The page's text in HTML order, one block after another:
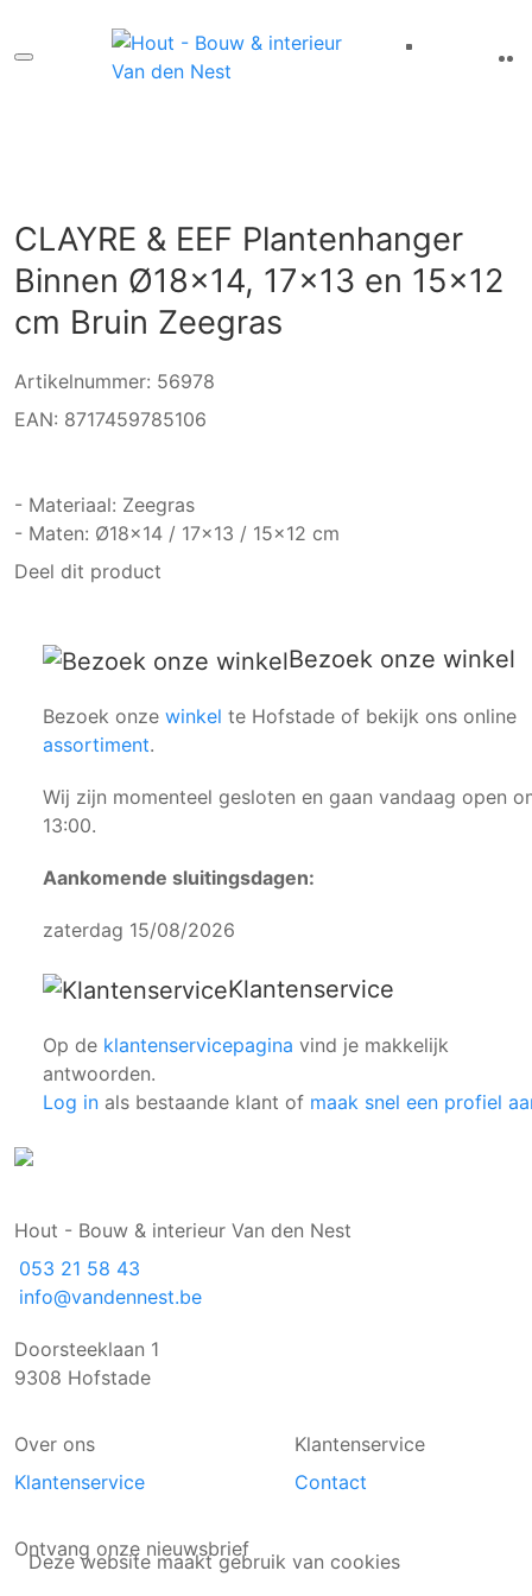
CLAYRE & EEF Plantenhanger
Binnen Ø18x14, 17x13 en 15x12
cm Bruin Zeegras
Artikelnummer: 56978
EAN: 8717459785106
- Materiaal: Zeegras
- Maten: Ø18x14 / 17x13 / 15x12 cm
Deel dit product
Deze website maakt gebruik van cookies
Bezoek onze winkel
Bezoek onze winkel te Hofstade of bekijk ons online
assortiment.
Wij zijn momenteel gesloten en gaan vandaag open
13:00.
Aankomende sluitingsdagen:
zaterdag 15/08/2026
Klantenservice
Op de klantenservicepagina vind je makkelijk
antwoorden.
Log in als bestaande klant of maak snel een profiel
Hout - Bouw & interieur Van den Nest
053 21 58 43
info@vandennest.be
Doorsteeklaan 1
9308 Hofstade
Over ons
Klantenservice
Klantenservice
Contact
Ontvang onze nieuwsbrief